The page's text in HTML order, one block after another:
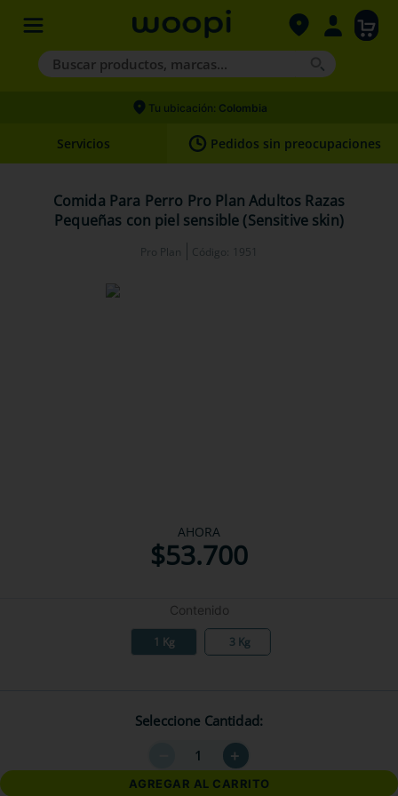
Buscar productos, marcas...
Términos más buscados
2.
hills
nexgard
royal canin
Tu ubicación: Colombia
Servicios Pedidos sin preocupaciones
Comida Para Perro Pro Plan Adultos Razas
Pequeñas con piel sensible (Sensitive skin)
Pro Plan Código: 1951
AHORA
$53.700
Contenido
1 Kg 3 Kg
Seleccione Cantidad
＋
AGREGAR AL CARRITO